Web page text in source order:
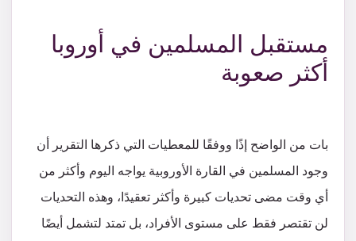
مستقبل المسلمين في أوروبا
أكثر صعوبة
بات من الواضح إذًا ووفقًا للمعطيات التي ذكرها التقرير أن
وجود المسلمين في القارة الأوروبية يواجه اليوم وأكثر من
أي وقت مضى تحديات كبيرة وأكثر تعقيدًا، وهذه التحديات
لن تقتصر فقط على مستوى الأفراد، بل تمتد لتشمل أيضًا